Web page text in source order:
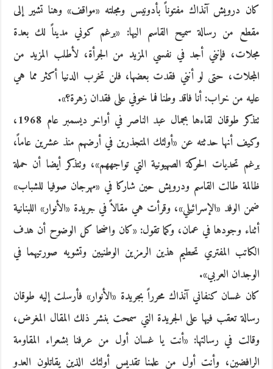
كان درويش آنذاك مفتوناً بأدونيس ومجلته «مواقف» وهنا تشير إلى
مقطع من رسالة سميح القاسم اليها: «برغم كوني مديناً لك بعدة
مجلات، فإنني أجد في نفسي المزيد من الجرأة، لأطلب المزيد من
المجلات، حتى لو أنني فقدت بعضها، فلن تخرب الدنيا أكثر مما هي
عليه من خراب: أنا فاقد وطنا فما خوفي على فقدان زهرة؟».
تتذكر طوقان لقاءها بجمال عبد الناصر في أواخر ديسمبر عام 1968،
وكيف أنها حدثته عن «أولئك المتجذرين في أرضهم منذ عشرين عاماً،
برغم تحديات الحركة الصهيونية التي تواجههم»، وتتذكر أيضا أن حملة
ظالمة طالت القاسم ودرويش حين شاركا في «مهرجان صوفيا للشباب»
ضمن الوفد «الإسرائيلي»، وقرأت هي مقالاً في جريدة «الأنوار» اللبنانية
أثناء وجودها في عمان، وكما تقول: «كان واضحا كل الوضوح أن هدف
الكاتب المفتري تحطيم هذين الرمزين الوطنيين وتشويه صورتيهما في
الوجدان العربي».
كان غسان كنفاني آنذاك محرراً بجريدة «الأنوار» فأرسلت إليه طوقان
رسالة تعقب فيها على الجريدة التي سمحت بنشر ذلك المقال المغرض،
وقالت في رسالتها: «أنت يا غسان أول من عرفنا بشعراء المقاومة
الرافضين، وأنت أول من علمنا تقديس أولئك الذين يقاتلون العدو